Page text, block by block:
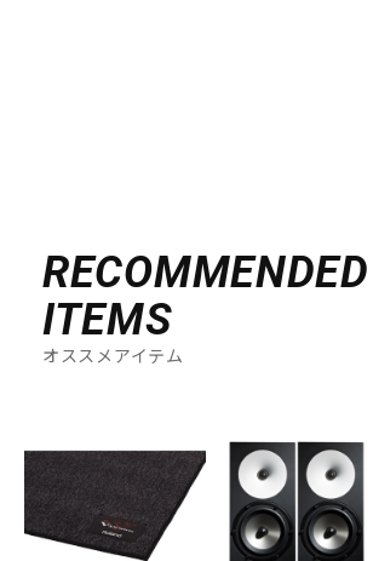
アンプ
DTM オンライン納品
RECOMMENDED
ITEMS
オススメアイテム